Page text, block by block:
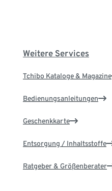
Weitere Services
Tchibo Kataloge & Magazine
Bedienungsanleitungen
Geschenkkarte
Entsorgung / Inhaltsstoffe
Ratgeber & Größenberater